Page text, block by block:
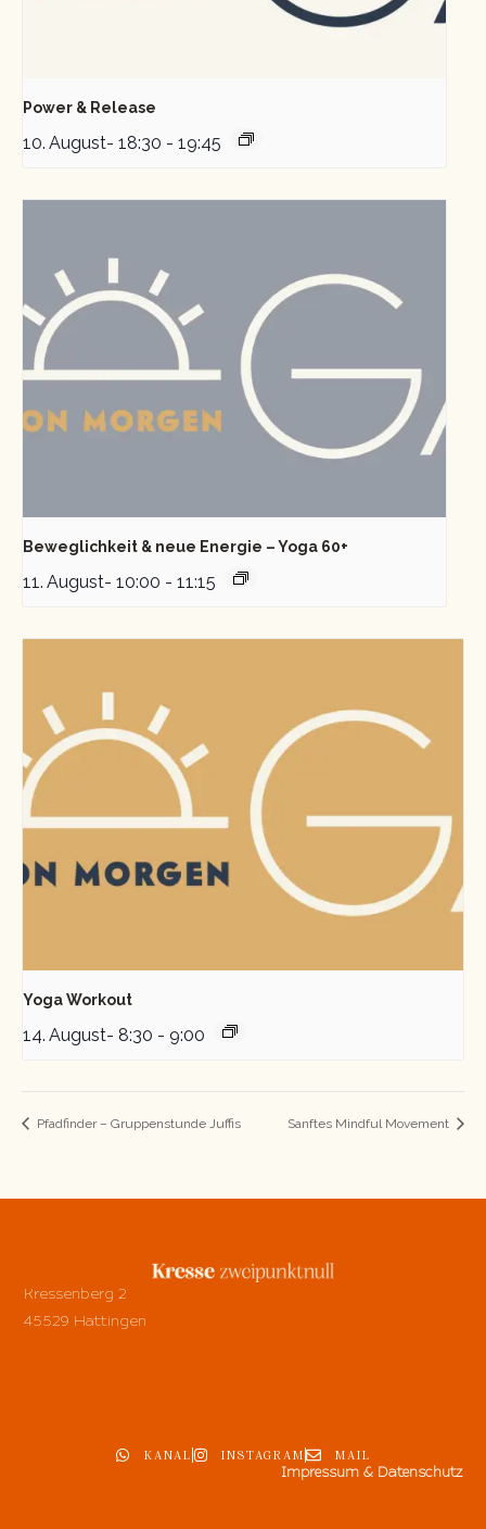
Power & Release
10. August- 18:30 - 19:45
Beweglichkeit & neue Energie – Yoga 60+
11. August- 10:00 - 11:15
Yoga Workout
14. August- 8:30 - 9:00
Pfadfinder – Gruppenstunde Juffis Sanftes Mindful Movement
Kressenberg 2
45529 Hattingen
KANAL INSTAGRAM MAIL
Impressum & Datenschutz